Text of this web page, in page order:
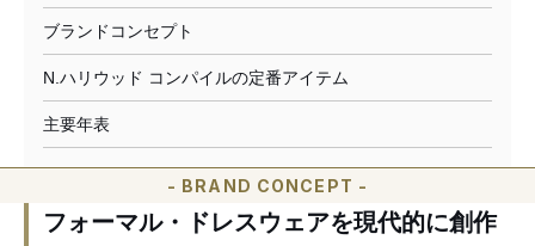
9月から発表の場をニューヨークに移している。
ブランドコンセプト
N.ハリウッド コンパイルの定番アイテム
主要年表
- BRAND CONCEPT -
フォーマル・ドレスウェアを現代的に創作